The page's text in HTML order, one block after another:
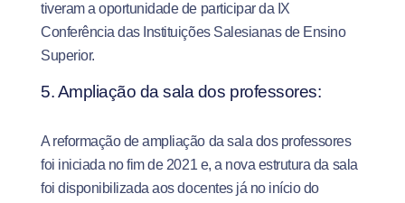
tiveram a oportunidade de participar da IX
Conferência das Instituições Salesianas de Ensino
Superior.
5. Ampliação da sala dos professores:
A reformação de ampliação da sala dos professores
foi iniciada no fim de 2021 e, a nova estrutura da sala
foi disponibilizada aos docentes já no início do